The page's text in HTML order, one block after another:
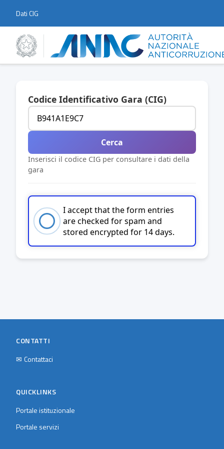
Dati CIG
Codice Identificativo Gara (CIG)
Cerca
Inserisci il codice CIG per consultare i dati della
gara
I accept that the form entries
are checked for spam and
stored encrypted for 14 days.
CONTATTI
✉ Contattaci
QUICKLINKS
Portale istituzionale
Portale servizi